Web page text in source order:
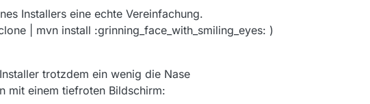
Installers eine echte Vereinfachung.
| mvn install :grinning_face_with_smiling_eyes: )
trotzdem ein wenig die Nase
mit einem tiefroten Bildschirm: